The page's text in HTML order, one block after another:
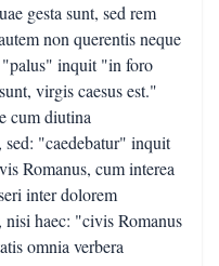
gesta sunt, sed rem
non querentis neque
"palus" inquit "in foro
virgis caesus est."
cum diutina
sed: "caedebatur" inquit
Romanus, cum interea
inter dolorem
nisi haec: "civis Romanus
omnia verbera